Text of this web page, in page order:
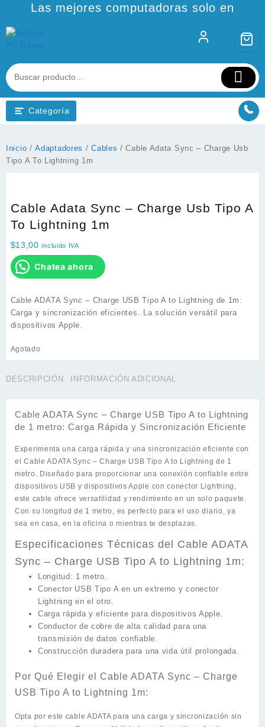
contenido
Las mejores computadoras solo en
Categoría
Inicio /Adaptadores /Cables / Cable Adata Sync – Charge Usb
Tipo A To Lightning 1m
Cable Adata Sync – Charge Usb Tipo A
To Lightning 1m
$13,00 incluido IVA
Chatea ahora
Cable ADATA Sync – Charge USB Tipo A to Lightning de 1m:
Carga y sincronización eficientes. La solución versátil para
dispositivos Apple.
Agotado
DESCRIPCIÓN INFORMACIÓN ADICIONAL
Cable ADATA Sync – Charge USB Tipo A to Lightning
de 1 metro: Carga Rápida y Sincronización Eficiente
Experimenta una carga rápida y una sincronización eficiente con
el Cable ADATA Sync – Charge USB Tipo A to Lightning de 1
metro. Diseñado para proporcionar una conexión confiable entre
dispositivos USB y dispositivos Apple con conector Lightning,
este cable ofrece versatilidad y rendimiento en un solo paquete.
Con su longitud de 1 metro, es perfecto para el uso diario, ya
sea en casa, en la oficina o mientras te desplazas.
Especificaciones Técnicas del Cable ADATA
Sync – Charge USB Tipo A to Lightning 1m:
Longitud: 1 metro.
Conector USB Tipo A en un extremo y conector
Lightning en el otro.
Carga rápida y eficiente para dispositivos Apple.
Conductor de cobre de alta calidad para una
transmisión de datos confiable.
Construcción duradera para una vida útil prolongada.
Por Qué Elegir el Cable ADATA Sync – Charge
USB Tipo A to Lightning 1m:
Opta por este cable ADATA para una carga y sincronización sin